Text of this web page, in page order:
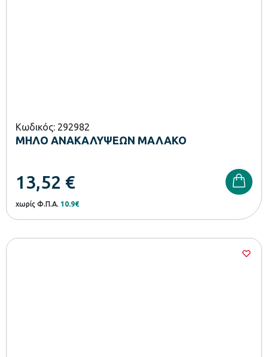
Κωδικός: 292982
ΜΗΛΟ ΑΝΑΚΑΛΥΨΕΩΝ ΜΑΛΑΚΟ
13,52 €
χωρίς Φ.Π.Α. 10.9€